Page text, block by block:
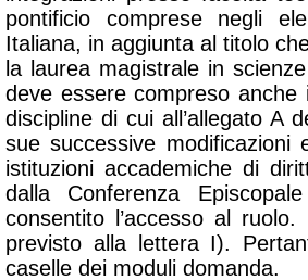
pontificio comprese negli
Italiana, in aggiunta al titolo
la laurea magistrale in
deve essere compreso
discipline di cui all’allegato A
sue successive modificazioni
istituzioni accademiche di
dalla Conferenza
consentito l’accesso al
previsto alla lettera I).
caselle dei moduli domanda.